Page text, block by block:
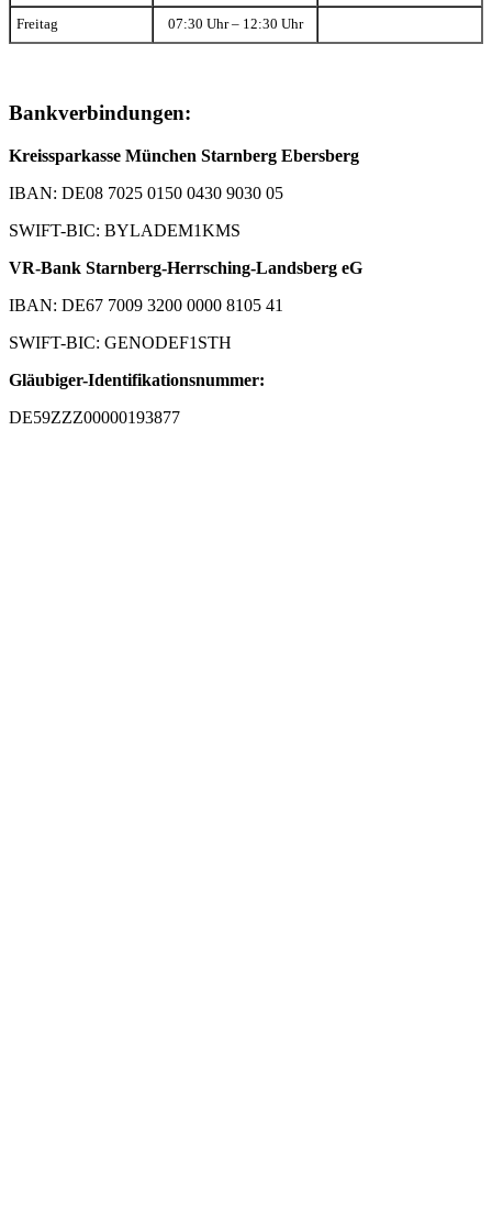
Freitag 07:30 Uhr – 12:30 Uhr
Bankverbindungen:
Kreissparkasse München Starnberg Ebersberg
IBAN: DE08 7025 0150 0430 9030 05
SWIFT-BIC: BYLADEM1KMS
VR-Bank Starnberg-Herrsching-Landsberg eG
IBAN: DE67 7009 3200 0000 8105 41
SWIFT-BIC: GENODEF1STH
Gläubiger-Identifikationsnummer:
DE59ZZZ00000193877